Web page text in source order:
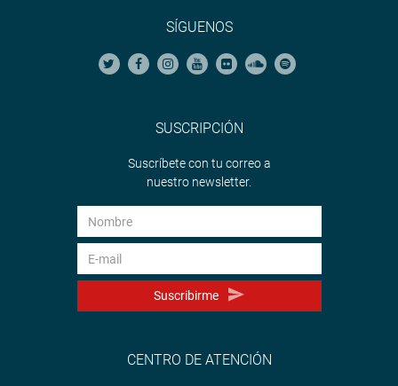
SÍGUENOS
SUSCRIPCIÓN
Suscríbete con tu correo a
nuestro newsletter.
Suscribirme
CENTRO DE ATENCIÓN